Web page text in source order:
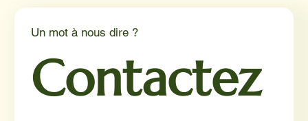
Un mot à nous dire ?
Contactez